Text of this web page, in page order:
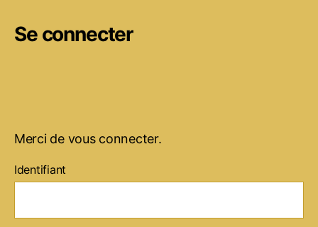
Se connecter
Merci de vous connecter.
Identifiant